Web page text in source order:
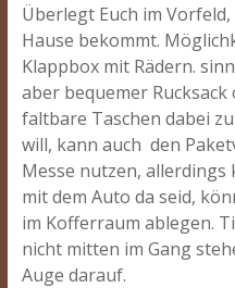
Überlegt Euch im
Hause bekommt.
Klappbox mit Rädern.
aber bequemer
faltbare Taschen dabei
will, kann auch den
Messe nutzen,
mit dem Auto da seid,
im Kofferraum ablegen.
nicht mitten im Gang
Auge darauf.